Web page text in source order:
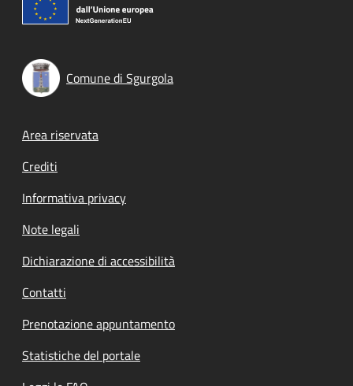
Comune di Sgurgola
Footer menu
Area riservata
Crediti
Informativa privacy
Note legali
Dichiarazione di accessibilità
Contatti
Prenotazione appuntamento
Statistiche del portale